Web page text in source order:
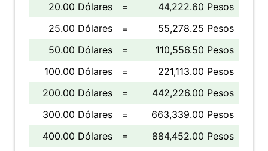
20.00 Dólares
=
44,222.60 Pesos
25.00 Dólares
=
55,278.25 Pesos
50.00 Dólares
=
110,556.50 Pesos
100.00 Dólares
=
221,113.00 Pesos
200.00 Dólares
=
442,226.00 Pesos
300.00 Dólares
=
663,339.00 Pesos
400.00 Dólares
=
884,452.00 Pesos